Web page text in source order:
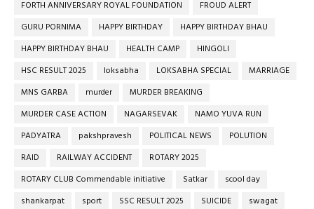
FORTH ANNIVERSARY ROYAL FOUNDATION
FROUD ALERT
GURU PORNIMA
HAPPY BIRTHDAY
HAPPY BIRTHDAY BHAU
HAPPY BIRTHDAY BHAU
HEALTH CAMP
HINGOLI
HSC RESULT 2025
loksabha LOKSABHA SPECIAL
MARRIAGE
MNS GARBA
murder
MURDER BREAKING
MURDER CASE ACTION
NAGARSEVAK
NAMO YUVA RUN
PADYATRA
pakshpravesh POLITICAL NEWS
POLUTION
RAID
RAILWAY ACCIDENT
ROTARY 2025
ROTARY CLUB Commendable initiative
Satkar
scool day
shankarpat
sport SSC RESULT 2025 SUICIDE
swagat